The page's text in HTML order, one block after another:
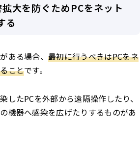
大を防ぐためPCをネット
る
ある場合、最初に行うべきはPCをネ
ことです。
したPCを外部から遠隔操作したり、
機器へ感染を広げたりするものがあ